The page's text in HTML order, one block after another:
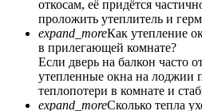
откосам, её придётся
проложить утеплитель и
expand_moreКак утепление
в прилегающей комнате?
Если дверь на балкон часто
утепленные окна на лоджии
теплопотери в комнате и
expand_moreСколько тепла